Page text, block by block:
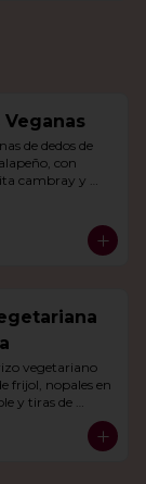
de dedos de
con
cambray y
vegetariano
frijol, nopales en
y tiras de